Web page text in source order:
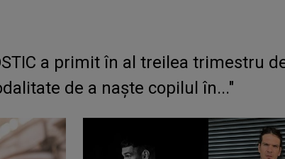
a primit în al treilea trimestru
de a naște copilul în..."